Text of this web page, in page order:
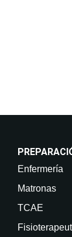
Enfermería
Matronas
TCAE